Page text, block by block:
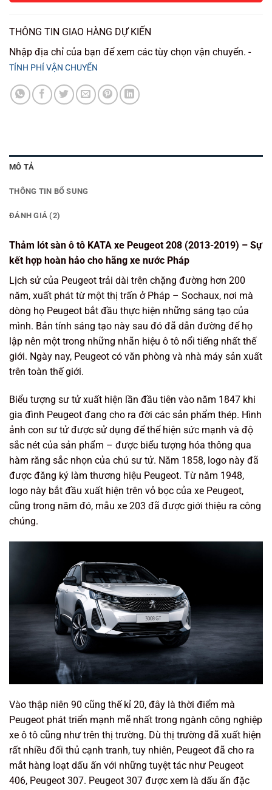
THÔNG TIN GIAO HÀNG DỰ KIẾN
Nhập địa chỉ của bạn để xem các tùy chọn vận chuyển. -
TÍNH PHÍ VẬN CHUYỂN
MÔ TẢ
THÔNG TIN BỔ SUNG
ĐÁNH GIÁ (2)
Thảm lót sàn ô tô KATA xe Peugeot 208 (2013-2019) – Sự
kết hợp hoàn hảo cho hãng xe nước Pháp
Lịch sử của Peugeot trải dài trên chặng đường hơn 200
năm, xuất phát từ một thị trấn ở Pháp – Sochaux, nơi mà
dòng họ Peugeot bắt đầu thực hiện những sáng tạo của
mình. Bản tính sáng tạo này sau đó đã dẫn đường để họ
lập nên một trong những nhãn hiệu ô tô nổi tiếng nhất thế
giới. Ngày nay, Peugeot có văn phòng và nhà máy sản xuất
trên toàn thế giới.
Biểu tượng sư tử xuất hiện lần đầu tiên vào năm 1847 khi
gia đình Peugeot đang cho ra đời các sản phẩm thép. Hình
ảnh con sư tử được sử dụng để thể hiện sức mạnh và độ
sắc nét của sản phẩm – được biểu tượng hóa thông qua
hàm răng sắc nhọn của chú sư tử. Năm 1858, logo này đã
được đăng ký làm thương hiệu Peugeot. Từ năm 1948,
logo này bắt đầu xuất hiện trên vỏ bọc của xe Peugeot,
cũng trong năm đó, mẫu xe 203 đã được giới thiệu ra công
chúng.
Vào thập niên 90 cũng thế kỉ 20, đây là thời điểm mà
Peugeot phát triển mạnh mẽ nhất trong ngành công nghiệp
xe ô tô cũng như trên thị trường. Dù thị trường đã xuất hiện
rất nhiều đối thủ cạnh tranh, tuy nhiên, Peugeot đã cho ra
mắt hàng loạt dấu ấn với những tuyệt tác như Peugeot
406, Peugeot 307. Peugeot 307 được xem là dấu ấn đặc